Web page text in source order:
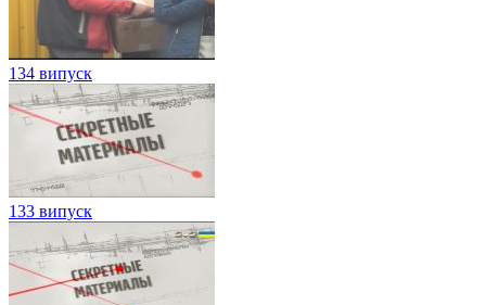
134 випуск
133 випуск